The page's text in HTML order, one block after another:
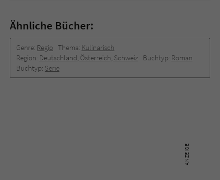
Ähnliche Bücher:
Genre: Regio Thema: Kulinarisch
Region: Deutschland, Österreich, Schweiz Buchtyp: Roman
Buchtyp: Serie